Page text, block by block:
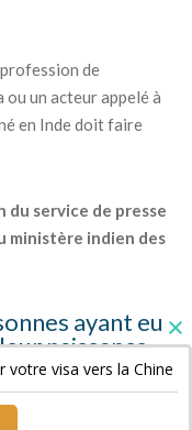
de
un acteur appelé à
en Inde doit faire
du service de presse
ministère indien des
ayant eu
naissance
de leur « Surrender
ainsi qu'une
visa vers la Chine